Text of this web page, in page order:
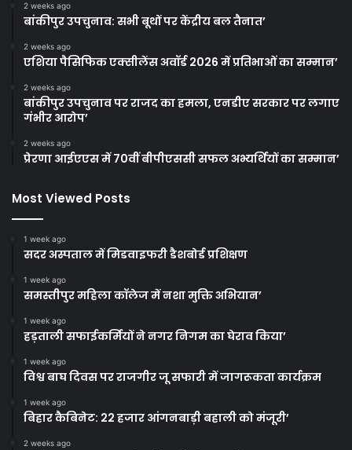
2 weeks ago
बांकीपुर उपचुनाव: सभी बूथों पर केंद्रीय बल तैनात’
2 weeks ago
एशिया पैसिफिक एक्सीलेंस अवॉर्ड 2026 में प्रतिभाओं का सम्मान’
2 weeks ago
बांकीपुर उपचुनाव पर राजद का हमला, एनडीए सरकार पर लगाए
गंभीर आरोप’
2 weeks ago
प्रेरणा आईएएस में 70वीं बीपीएससी सफल अभ्यर्थियों का सम्मान’
Most Viewed Posts
1 week ago
सदर अस्पताल में मिडवाइफरी डैशबोर्ड प्रशिक्षण
1 week ago
समस्तीपुर महिला कॉलेज में नशा मुक्ति अभियान’
1 week ago
हड़ताली सफाईकर्मियों ने नगर निगम का घेराव किया’
1 week ago
विश्व बाघ दिवस पर राजगीर जू सफारी में जागरूकता कार्यक्रम
1 week ago
बिहार कैबिनेट: 22 हजार आंगनबाड़ी बहाली को मंजूरी’
2 weeks ago